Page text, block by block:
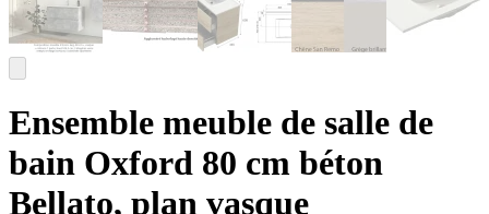
Ensemble meuble de salle de
bain Oxford 80 cm béton
Bellato, plan vasque